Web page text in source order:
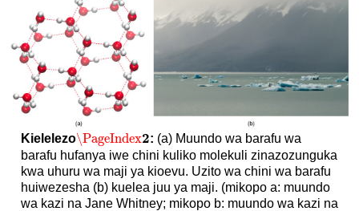
Kielelezo\PageIndex2
\PageIndex2: (a) Muundo wa barafu wa
barafu hufanya iwe chini kuliko molekuli zinazozunguka
kwa uhuru wa maji ya kioevu. Uzito wa chini wa barafu
huiwezesha (b) kuelea juu ya maji. (mikopo a: muundo
wa kazi na Jane Whitney; mikopo b: muundo wa kazi na